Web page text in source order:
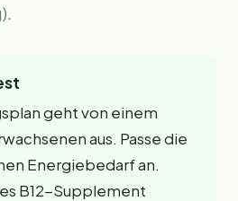
geht von einem
aus. Passe die
Energiebedarf an.
B12-Supplement